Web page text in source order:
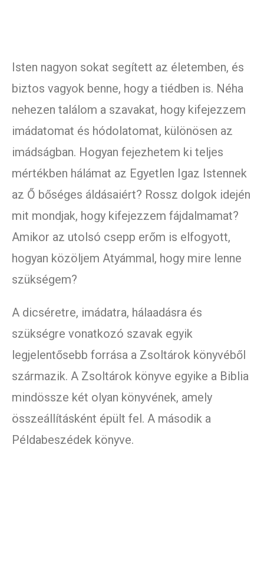
Isten nagyon sokat segített az életemben, és
biztos vagyok benne, hogy a tiédben is. Néha
nehezen találom a szavakat, hogy kifejezzem
imádatomat és hódolatomat, különösen az
imádságban. Hogyan fejezhetem ki teljes
mértékben hálámat az Egyetlen Igaz Istennek
az Ő bőséges áldásaiért? Rossz dolgok idején
mit mondjak, hogy kifejezzem fájdalmamat?
Amikor az utolsó csepp erőm is elfogyott,
hogyan közöljem Atyámmal, hogy mire lenne
szükségem?
A dicséretre, imádatra, hálaadásra és
szükségre vonatkozó szavak egyik
legjelentősebb forrása a Zsoltárok könyvéből
származik. A Zsoltárok könyve egyike a Biblia
mindössze két olyan könyvének, amely
összeállításként épült fel. A második a
Példabeszédek könyve.